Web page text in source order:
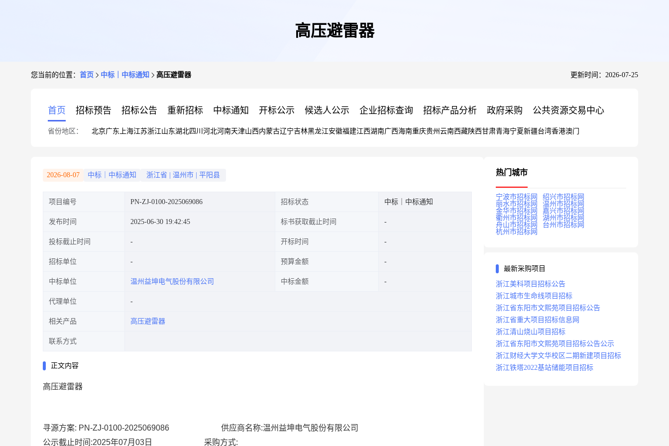
高压避雷器
您当前的位置： 首页 中标｜中标通知 高压避雷器 更新时间：2026-07-25
首页 招标预告 招标公告 重新招标 中标通知 开标公示 候选人公示 企业招标查询 招标产品分析 政府采购 公共资源交易中心
省份地区： 北京广东 上海江苏浙江山东湖北四川 河北河南天津山西内蒙古辽宁吉林黑龙江安徽福建江西湖南广西海南重庆贵州 云南西藏陕西甘肃青海宁夏新疆台湾香港澳门
2026-08-07 中标｜中标通知 浙江省 温州市 平阳县
项目编号 PN-ZJ-0100-2025069086 招标状态 中标｜中标通知
发布时间 2025-06-30 19:42:45 标书获取截止时间
投标截止时间 开标时间
招标单位 预算金额
中标单位 温州益坤电气股份有限公司 中标金额
代理单位
相关产品 高压避雷器
联系方式
正文内容
高压避雷器
寻源方案: PN-ZJ-0100-2025069086
供应商名称:温州益坤电气股份有限公司
公示截止时间:2025年07月03日
采购方式:
热门城市
宁波市招标网
绍兴市招标网
丽水市招标网
温州市招标网
金华市招标网
嘉兴市招标网
衢州市招标网
湖州市招标网
舟山市招标网
台州市招标网
杭州市招标网
最新采购项目
浙江美科项目招标公告
浙江城市生命线项目招标
浙江省东阳市文熙苑项目招标公告
浙江省重大项目招标信息网
浙江清山烧山项目招标
浙江省东阳市文熙苑项目招标公告公示
浙江财经大学文华校区二期新建项目招标
浙江铁塔2022基站储能项目招标